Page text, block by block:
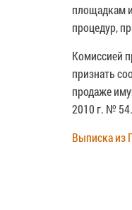
площадкам
процедур,
Комиссией
признать
продаже
2010 г. № 54.
Выписка из